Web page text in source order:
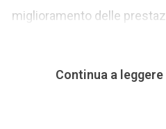
miglioramento delle
Continua a